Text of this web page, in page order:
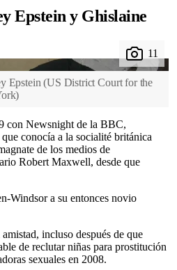
Epstein y Ghislaine
Epstein (US District Court for the
)
con Newsnight de la BBC,
conocía a la socialité británica
de los medios de
Robert Maxwell, desde que
Windsor a su entonces novio
incluso después de que
de reclutar niñas para prostitución
sexuales en 2008.